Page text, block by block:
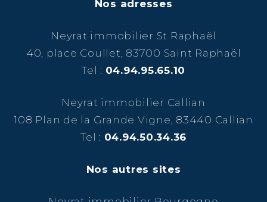
Nos adresses
Neyrat immobilier St Raphaël
40, place Coullet, 83700 Saint Raphaël
Tel : 04.94.95.65.10
Neyrat immobilier Callian
108 Plan de la Grande Vigne, 83440 Callian
Tel : 04.94.50.34.36
Nos autres sites